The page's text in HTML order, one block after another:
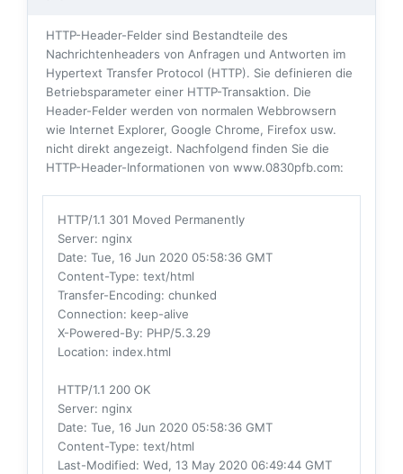
HTTP-Header-Felder sind Bestandteile des
Nachrichtenheaders von Anfragen und Antworten im
Hypertext Transfer Protocol (HTTP). Sie definieren die
Betriebsparameter einer HTTP-Transaktion. Die
Header-Felder werden von normalen Webbrowsern
wie Internet Explorer, Google Chrome, Firefox usw.
nicht direkt angezeigt. Nachfolgend finden Sie die
HTTP-Header-Informationen von www.0830pfb.com:
HTTP/1.1 301 Moved Permanently
Server: nginx
Date: Tue, 16 Jun 2020 05:58:36 GMT
Content-Type: text/html
Transfer-Encoding: chunked
Connection: keep-alive
X-Powered-By: PHP/5.3.29
Location: index.html
HTTP/1.1 200 OK
Server: nginx
Date: Tue, 16 Jun 2020 05:58:36 GMT
Content-Type: text/html
Last-Modified: Wed, 13 May 2020 06:49:44 GMT